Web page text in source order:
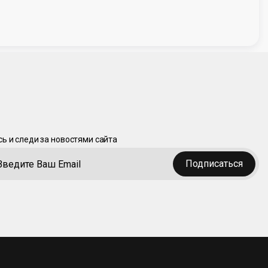
и следи за новостями сайта
Подписаться